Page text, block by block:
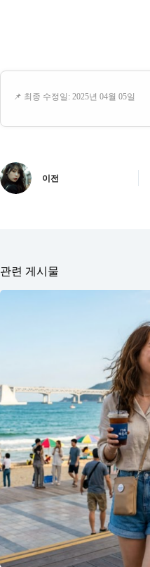
📌 최종 수정일: 2025년 04월 05일
이전
관련 게시물